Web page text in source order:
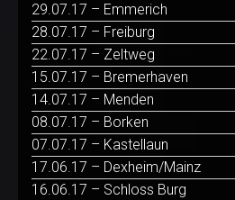
29.07.17 – Emmerich
28.07.17 – Freiburg
22.07.17 – Zeltweg
15.07.17 – Bremerhaven
14.07.17 – Menden
08.07.17 – Borken
07.07.17 – Kastellaun
17.06.17 – Dexheim/Mainz
16.06.17 – Schloss Burg